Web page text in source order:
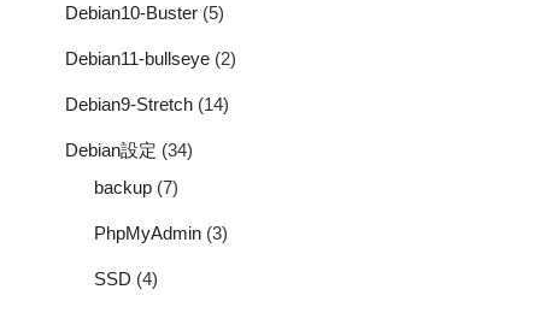
Debian10-Buster (5)
Debian11-bullseye (2)
Debian9-Stretch (14)
Debian設定 (34)
backup (7)
PhpMyAdmin (3)
SSD (4)